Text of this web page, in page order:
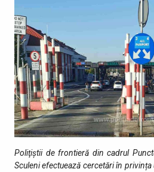
Poliţiştii de frontieră din cadrul
Sculeni efectuează cercetări în